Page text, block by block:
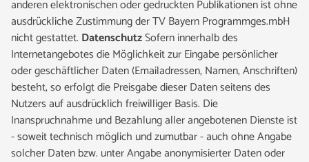
anderen elektronischen oder gedruckten Publikationen ist ohne
ausdrückliche Zustimmung der TV Bayern Programmges.mbH
nicht gestattet. DatenschutzSofern innerhalb des
Internetangebotes die Möglichkeit zur Eingabe persönlicher
oder geschäftlicher Daten (Emailadressen, Namen, Anschriften)
besteht, so erfolgt die Preisgabe dieser Daten seitens des
Nutzers auf ausdrücklich freiwilliger Basis. Die
Inanspruchnahme und Bezahlung aller angebotenen Dienste ist
- soweit technisch möglich und zumutbar - auch ohne Angabe
solcher Daten bzw. unter Angabe anonymisierter Daten oder